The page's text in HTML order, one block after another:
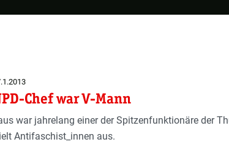
Chef war V-Mann
war jahrelang einer der Spitzenfunktionäre der
Antifaschist_innen aus.